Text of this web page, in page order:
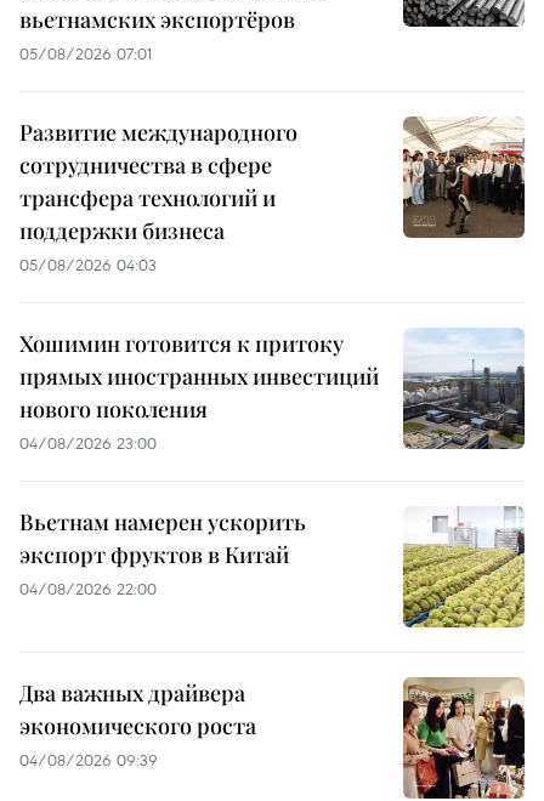
вьетнамских экспортёров
05/08/2026 07:01
Развитие международного
сотрудничества в сфере
трансфера технологий и
поддержки бизнеса
05/08/2026 04:03
Хошимин готовится к притоку
прямых иностранных инвестиций
нового поколения
04/08/2026 23:00
Вьетнам намерен ускорить
экспорт фруктов в Китай
04/08/2026 22:00
Два важных драйвера
экономического роста
04/08/2026 09:39